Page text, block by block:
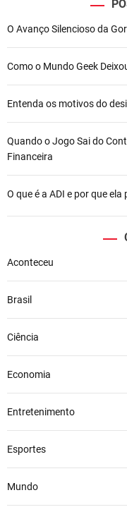
O Avanço Silencioso da
Como o Mundo Geek
Entenda os motivos do
Quando o Jogo Sai do
Financeira
O que é a ADI e por que
Aconteceu
Brasil
Ciência
Economia
Entretenimento
Esportes
Mundo